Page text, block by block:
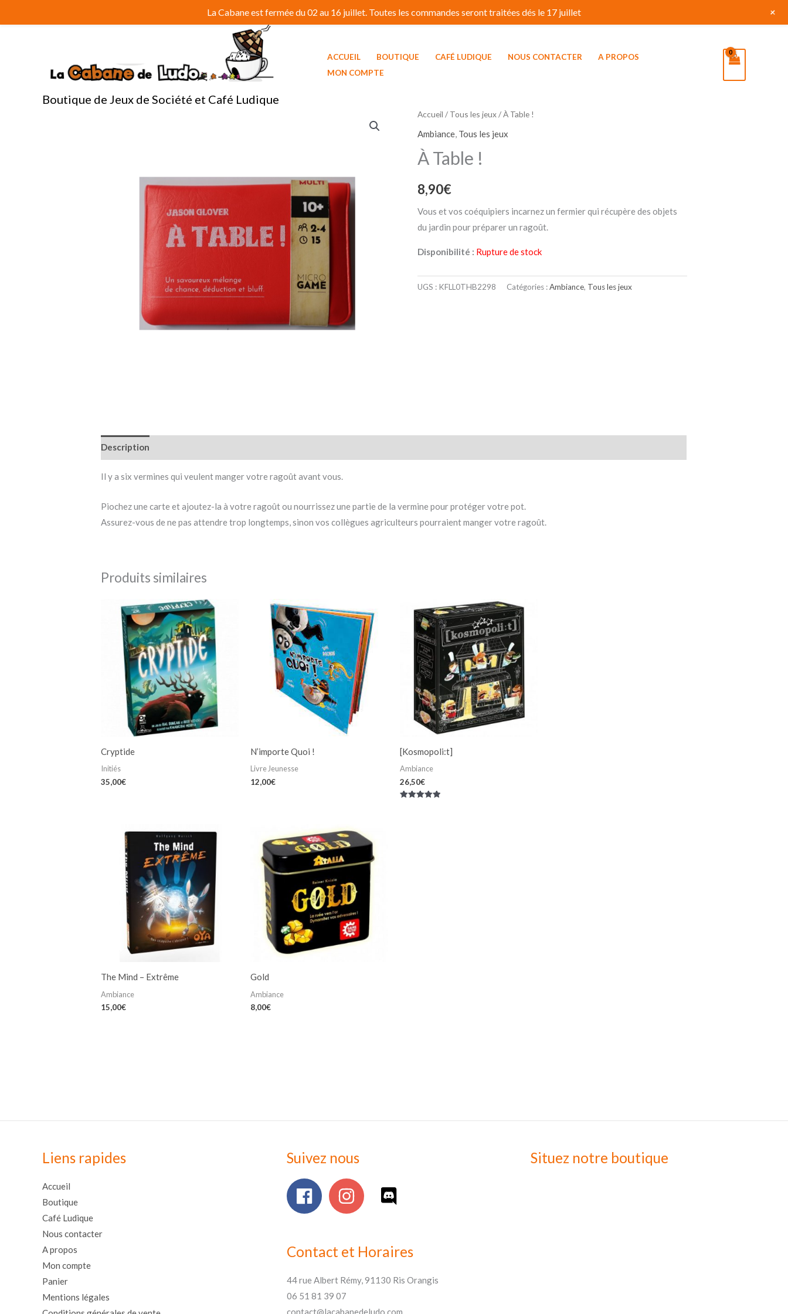
au
Boutique de Jeux de Société et Café Ludique
ACCUEIL BOUTIQUE CAFÉ LUDIQUE NOUS CONTACTER
A PROPOS
MON COMPTE
Accueil / Tous les jeux/ À Table !
Ambiance, Tous les jeux
À Table !
8,90€
Vous et vos coéquipiers incarnez un fermier qui récupère des objets
du jardin pour préparer un ragoût.
Disponibilité : Rupture de stock
UGS : KFLL0THB2298 Catégories :Ambiance, Tous les jeux
Description
Il y a six vermines qui veulent manger votre ragoût avant vous.
Piochez une carte et ajoutez-la à votre ragoût ou nourrissez une partie de la vermine pour protéger votre pot.
Assurez-vous de ne pas attendre trop longtemps, sinon vos collègues agriculteurs pourraient manger votre ragoût.
Produits similaires
Cryptide
Initiés
35,00€
N’importe Quoi !
Livre Jeunesse
12,00€
[Kosmopoli:t]
Ambiance
26,50€
The Mind – Extrême
Ambiance
15,00€
Gold
Ambiance
8,00€
Liens rapides
Accueil
Boutique
Café Ludique
Nous contacter
A propos
Mon compte
Panier
Mentions légales
Suivez nous
Contact et Horaires
44 rue Albert Rémy, 91130 Ris Orangis
06 51 81 39 07
contact@lacabanedeludo.com
Situez notre boutique
La Cabane est fermée du 02 au 16 juillet. Toutes les commandes seront traitées dés le 17 juillet +